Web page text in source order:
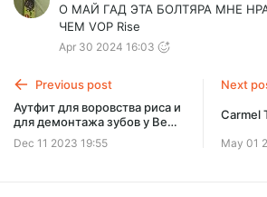
О МАЙ ГАД ЭТА БОЛТЯРА МНЕ
ЧЕМ VOP Rise
Apr 30 2024 16:03
Previous post
Аутфит для воровства риса и
для демонтажа зубов у Be
Бра
Dec 11 2023 19:55
Next
Carmel
May 01